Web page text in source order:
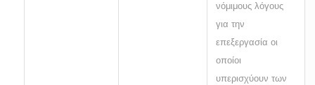
νόμιμους λόγους
για την
επεξεργασία οι
οποίοι
υπερισχύουν των